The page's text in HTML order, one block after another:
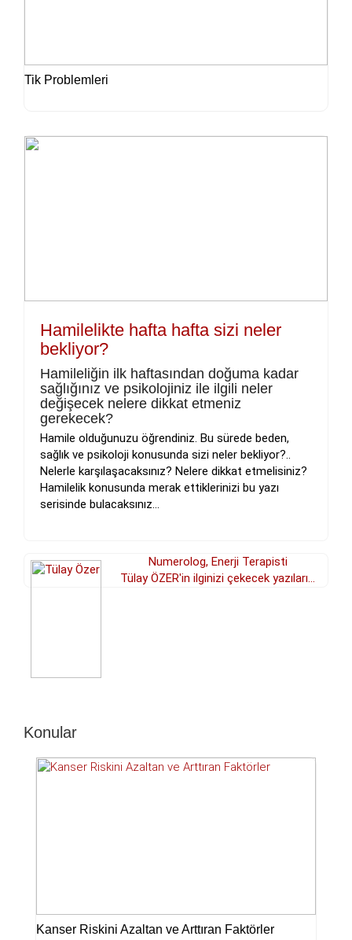
Tik Problemleri
Hamilelikte hafta hafta sizi neler
bekliyor?
Hamileliğin ilk haftasından doğuma kadar
sağlığınız ve psikolojiniz ile ilgili neler
değişecek nelere dikkat etmeniz
gerekecek?
Hamile olduğunuzu öğrendiniz. Bu sürede beden,
sağlık ve psikoloji konusunda sizi neler bekliyor?..
Nelerle karşılaşacaksınız? Nelere dikkat etmelisiniz?
Hamilelik konusunda merak ettiklerinizi bu yazı
serisinde bulacaksınız...
Numerolog, Enerji Terapisti
Tülay ÖZER'in ilginizi çekecek yazıları...
Konular
Kanser Riskini Azaltan ve Arttıran Faktörler